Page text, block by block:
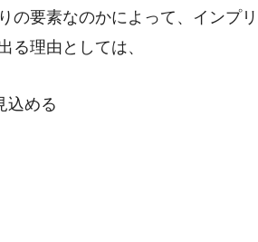
の要素なのかによって、インプリ
る理由としては、
込める